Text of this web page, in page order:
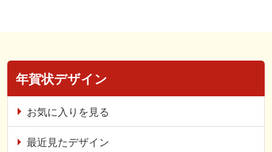
年賀状デザイン
お気に入りを見る
最近見たデザイン